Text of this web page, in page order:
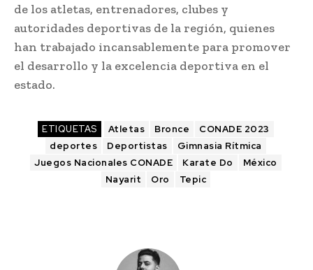
de los atletas, entrenadores, clubes y
autoridades deportivas de la región, quienes
han trabajado incansablemente para promover
el desarrollo y la excelencia deportiva en el
estado.
ETIQUETAS Atletas Bronce
CONADE 2023
deportes
Deportistas
Gimnasia Rítmica
Juegos Nacionales CONADE
Karate Do
México
Nayarit
Oro Tepic